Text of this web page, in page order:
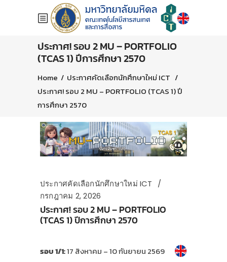
ประกาศ! รอบ 2 MU – PORTFOLIO
(TCAS 1) ปีการศึกษา 2570
Home / ประกาศคัดเลือกนักศึกษาใหม่ ICT /
ประกาศ! รอบ 2 MU – PORTFOLIO (TCAS 1) ปี
การศึกษา 2570
ประกาศคัดเลือกนักศึกษาใหม่ ICT
กรกฎาคม 2, 2026
ประกาศ! รอบ 2 MU – PORTFOLIO
(TCAS 1) ปีการศึกษา 2570
รอบ1/1:17 สิงหาคม – 10 กันยายน 2569